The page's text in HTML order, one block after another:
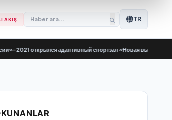
AKIŞ TR
открылся адаптивный спортзал «Новая высота»•